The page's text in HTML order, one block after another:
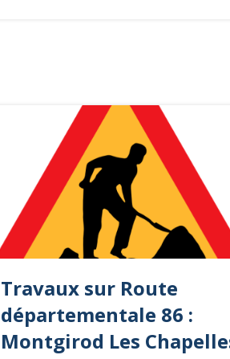
Travaux sur Route
départementale 86 :
Montgirod Les